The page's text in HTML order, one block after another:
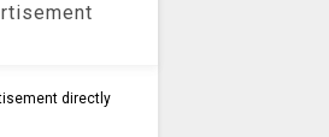
directly